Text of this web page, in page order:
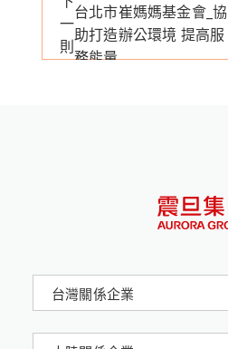
一
則
台北市崔媽媽基金會_協
助打造辦公環境 提高服
務能量
台灣關係企業